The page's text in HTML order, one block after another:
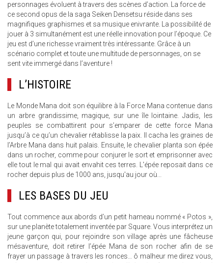
personnages évoluent à travers des scènes d’action. La force de
ce second opus de la saga Seiken Densetsu réside dans ses
magnifiques graphismes et sa musique enivrante. La possibilité de
jouer à 3 simultanément est une réelle innovation pour l’époque. Ce
jeu est d’une richesse vraiment très intéressante. Grâce à un
scénario complet et toute une multitude de personnages, on se
sent vite immergé dans l’aventure !
L’HISTOIRE
Le Monde Mana doit son équilibre à la Force Mana contenue dans
un arbre grandissime, magique, sur une île lointaine. Jadis, les
peuples se combattirent pour s’emparer de cette force Mana
jusqu’à ce qu’un chevalier rétablisse la paix. Il cacha les graines de
l’Arbre Mana dans huit palais. Ensuite, le chevalier planta son épée
dans un rocher, comme pour conjurer le sort et emprisonner avec
elle tout le mal qui avait envahit ces terres. L'épée reposait dans ce
rocher depuis plus de 1000 ans, jusqu'au jour où...
LES BASES DU JEU
Tout commence aux abords d’un petit hameau nommé « Potos »,
sur une planète totalement inventée par Square. Vous interprétez un
jeune garçon qui, pour rejoindre son village après une fâcheuse
mésaventure, doit retirer l’épée Mana de son rocher afin de se
frayer un passage à travers les ronces… ô malheur me direz vous,